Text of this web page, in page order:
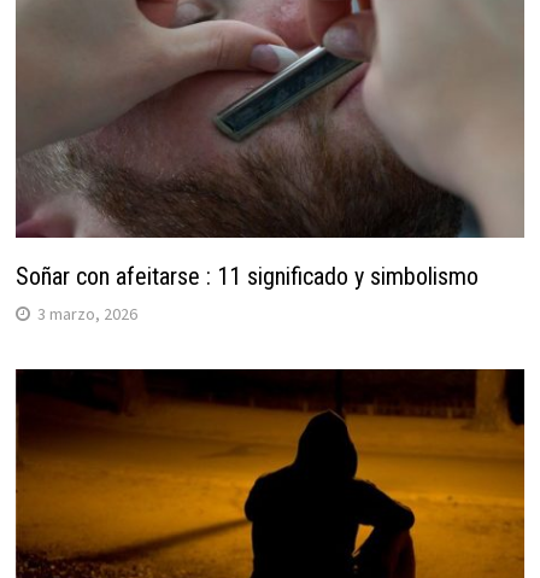
Soñar con afeitarse : 11 significado y simbolismo
3 marzo, 2026